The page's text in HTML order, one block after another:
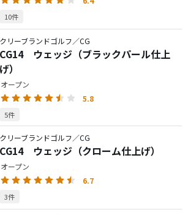
10件
クリーブランドゴルフ／CG
CG14 ウェッジ（ブラックパール仕上
げ）
オープン
5.8
5件
クリーブランドゴルフ／CG
CG14 ウェッジ（クローム仕上げ）
オープン
6.7
3件